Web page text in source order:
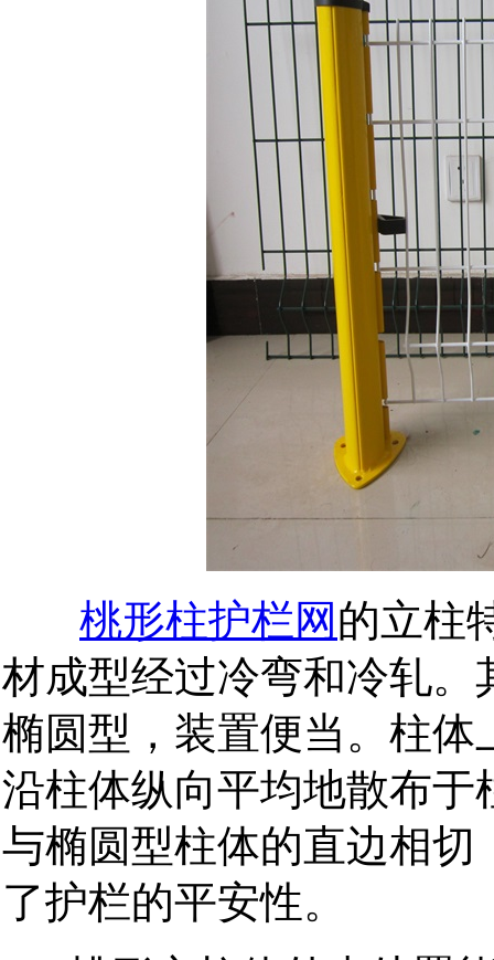
桃形柱护栏网 的立柱
材成型经过冷弯和冷轧
椭圆型，装置便当。柱
沿柱体纵向平均地散布
与椭圆型柱体的直边相
了护栏的平安性。